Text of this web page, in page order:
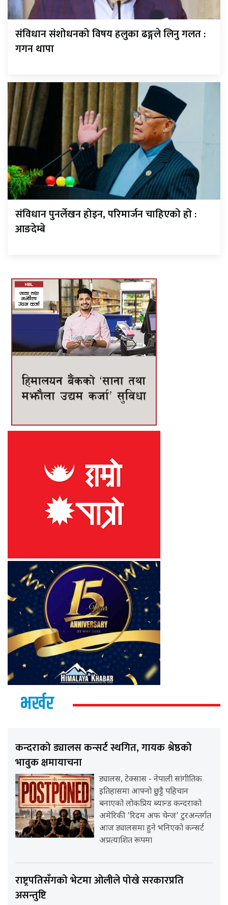
संविधान संशोधनको विषय हलुका ढङ्गले लिनु गलत :
गगन थापा
संविधान पुनर्लेखन होइन, परिमार्जन चाहिएको हो :
आङदेम्बे
भर्खर
कन्दराको ड्यालस कन्सर्ट स्थगित, गायक श्रेष्ठको
भावुक क्षमायाचना
ड्यालस, टेक्सास - नेपाली सांगीतिक
इतिहासमा आफ्नो छुट्टै पहिचान
बनाएको लोकप्रिय ब्यान्ड कन्दराको
अमेरिकी ‘रिदम अफ चेन्ज’ टुरअन्तर्गत
आज ड्यालसमा हुने भनिएको कन्सर्ट
अप्रत्याशित रूपमा
राष्ट्रपतिसँगको भेटमा ओलीले पोखे सरकारप्रति
असन्तुष्टि